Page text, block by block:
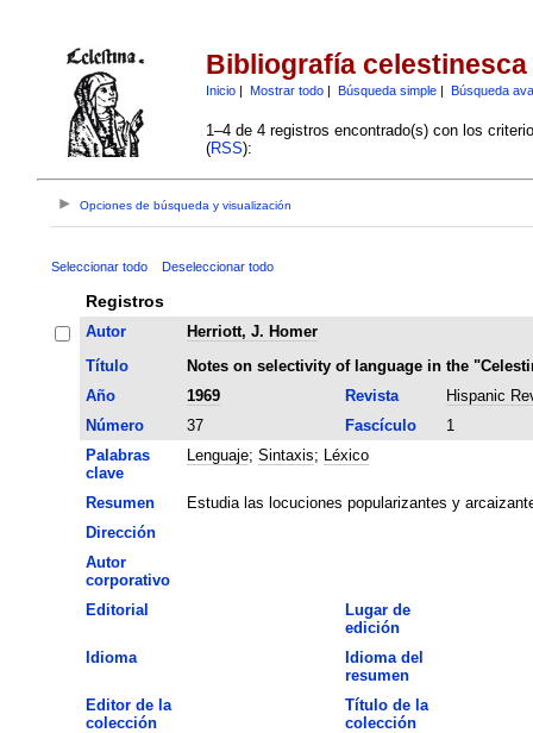
Bibliografía celestinesca
Inicio| Mostrar todo| Búsqueda simple| Búsqueda
1–4 de 4 registros encontrado(s) con los
(RSS):
Opciones de búsqueda y visualización
Seleccionar todo Deseleccionar todo
Registros
Autor
Herriott, J. Homer
Título
Notes on selectivity of language in the
Año
1969 Revista
Hispanic
Número
37 Fascículo
1
Palabras
clave
Lenguaje; Sintaxis; Léxico
Resumen
Estudia las locuciones popularizantes y
Dirección
Autor
corporativo
Editorial
Lugar de
edición
Idioma
Idioma del
resumen
Editor de la
colección
Título de la
colección